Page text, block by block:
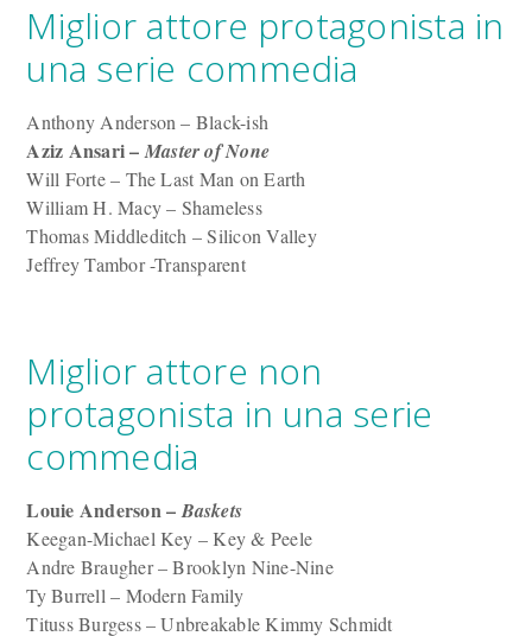
Miglior attore protagonista in
una serie commedia
Anthony Anderson – Black-ish
Aziz Ansari –Master of None
Will Forte – The Last Man on Earth
William H. Macy – Shameless
Thomas Middleditch – Silicon Valley
Jeffrey Tambor -Transparent
Miglior attore non
protagonista in una serie
commedia
Louie Anderson –Baskets
Keegan-Michael Key – Key & Peele
Andre Braugher – Brooklyn Nine-Nine
Ty Burrell – Modern Family
Tituss Burgess – Unbreakable Kimmy Schmidt